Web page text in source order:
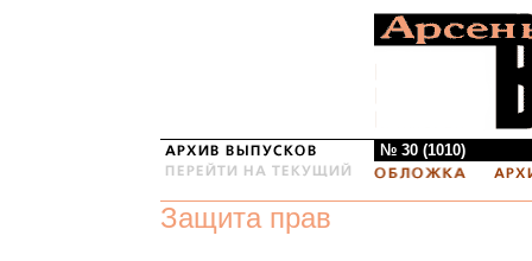
№ 30 (1010)
Защита прав